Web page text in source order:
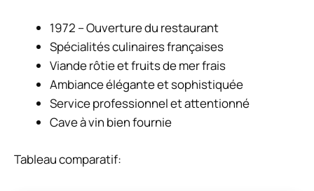
1972 – Ouverture du restaurant
Spécialités culinaires françaises
Viande rôtie et fruits de mer frais
Ambiance élégante et sophistiquée
Service professionnel et attentionné
Cave à vin bien fournie
Tableau comparatif: